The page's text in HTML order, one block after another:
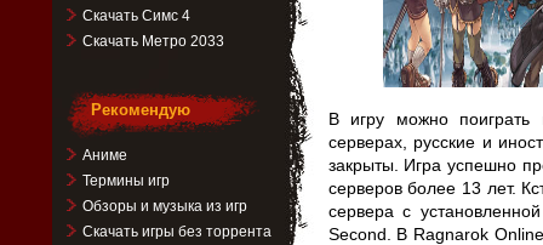
В игру можно поиграть
серверах, русские и
закрыты. Игра успешно
серверов более 13 лет.
сервера с
Second. В Ragnarok
Скачать Симс 4
Скачать Метро 2033
Рекомендую
Аниме
Термины игр
Обзоры и музыка из игр
Скачать игры без торрента